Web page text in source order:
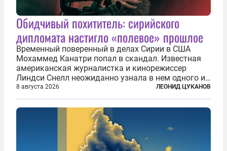
Обидчивый похититель: сирийского
дипломата настигло «полевое» прошлое
Временный поверенный в делах Сирии в США
Мохаммед Канатри попал в скандал. Известная
американская журналистка и кинорежиссер
Линдси Снелл неожиданно узнала в нем одного из
бандитов, похитивших ее в сирийском Алеппо в
2016 году. Журналистка убеждена, что Канатри, в
то время известный под подпольным...
8 августа 2026 ЛЕОНИД ЦУКАНОВ